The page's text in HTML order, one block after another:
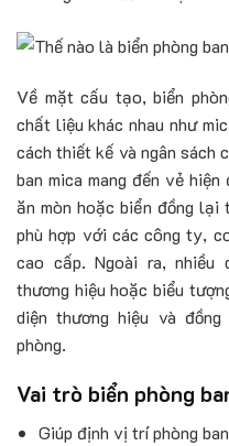
Về mặt cấu tạo, biển
chất liệu khác nhau như
cách thiết kế và ngân sách
ban mica mang đến vẻ
ăn mòn hoặc biển đồng lại
phù hợp với các công ty,
cao cấp. Ngoài ra, nhiều
thương hiệu hoặc biểu
diện thương hiệu và
phòng.
Vai trò biển phòng
Giúp định vị trí phòng